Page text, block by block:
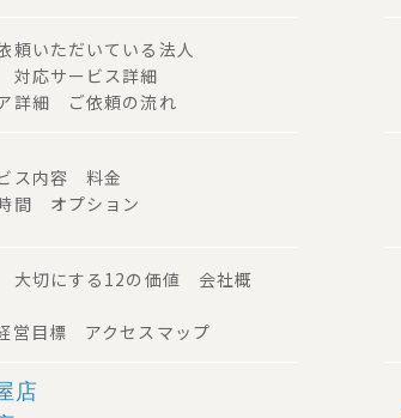
頼いただいている法人
対応サービス詳細
詳細 ご依頼の流れ
ス内容 料金
間 オプション
大切にする12の価値 会社概
営目標 アクセスマップ
店